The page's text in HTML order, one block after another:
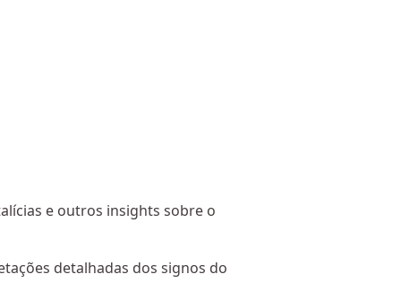
e outros insights sobre o
detalhadas dos signos do